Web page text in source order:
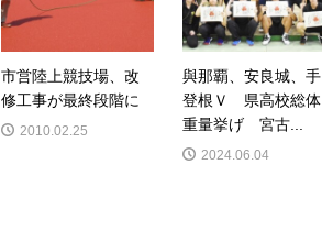
市営陸上競技場、改
修工事が最終段階に
2010.02.25
與那覇、安良城、手
登根Ｖ 県高校総体
重量挙げ 宮古...
2024.06.04